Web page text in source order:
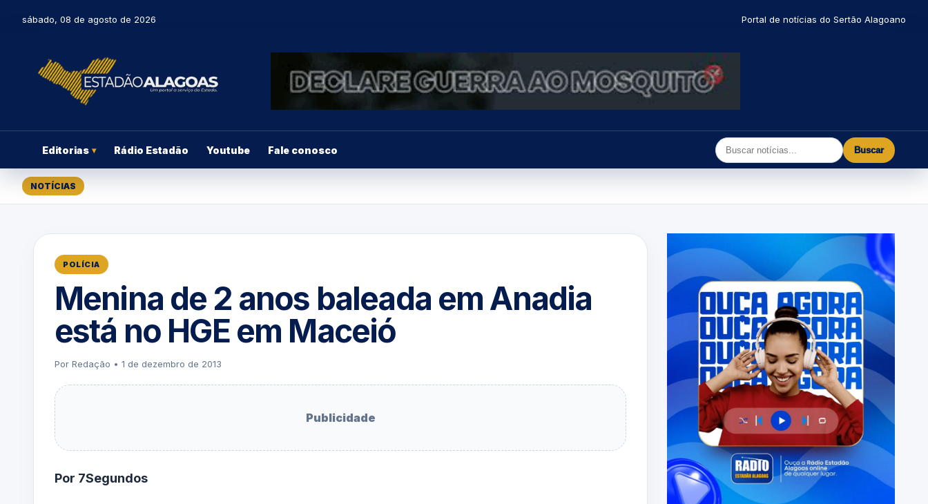
sábado, 08 de agosto de 2026 Portal de notícias do Sertão Alagoano
Editorias ▾ Rádio Estadão Youtube Fale conosco Buscar
NOTÍCIAS
POLÍCIA
Menina de 2 anos baleada em Anadia
está no HGE em Maceió
Por Redação • 1 de dezembro de 2013
Publicidade
Por 7Segundos